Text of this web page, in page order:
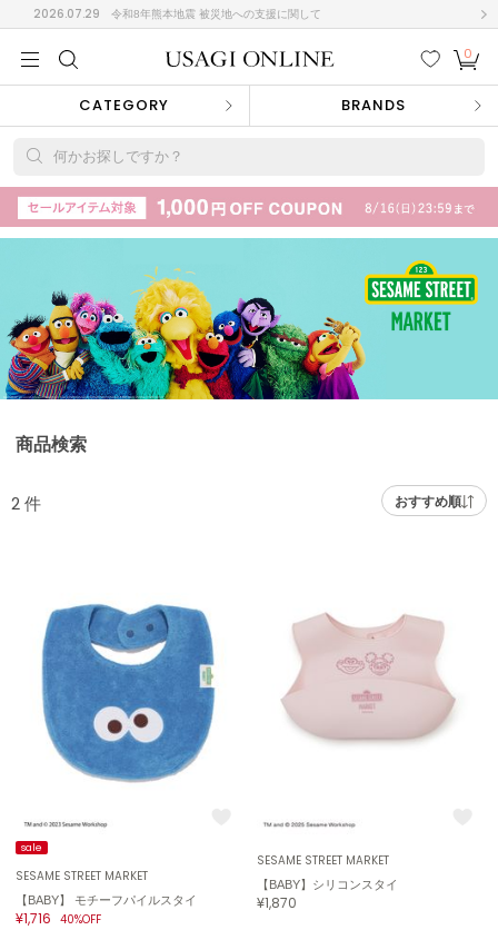
2026.07.29 令和8年熊本地震 被災地への支援に関して
検索
お気
カー
0
CATEGORY BRANDS
何かお探しですか？
KIDSBABYBEAUTYLIFE STYLE
(3074)
(570)
リー (664)
ョン雑貨 (861)
ェア (121)
KIDSBABYBEAUTYLIFE STYLE
B C D E F G
Q R S T U
W X Y Z
その
他
ACYM
adidas
ALLISON BROWN
アリソンブラウン
amabro
アマブロ
Ame no chi Hare
アメノチハレ
AMOMMA
アモマ
ánuans
アニュアンス
商品検索
2件 おすすめ順
sale
SESAME STREET MARKET
【BABY】 モチーフパイルスタイ
¥1,716 40%OFF
SESAME STREET MARKET
【BABY】シリコンスタイ
¥1,870